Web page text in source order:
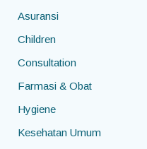
Asuransi
Children
Consultation
Farmasi & Obat
Hygiene
Kesehatan Umum